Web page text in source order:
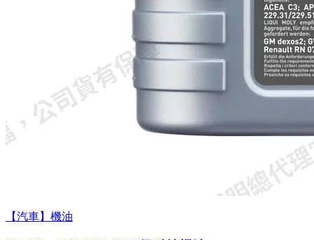
【汽車】機油